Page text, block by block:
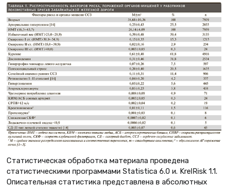
Cтатистическая обработка материала проведена
статистическими программами Statistica 6.0 и. KrelRisk 1.1.
Описательная статистика представлена в абсолютных